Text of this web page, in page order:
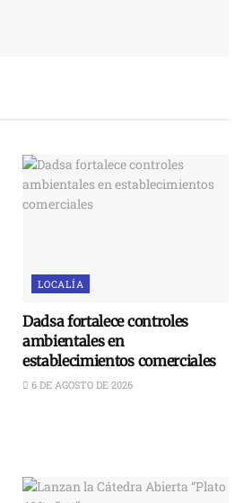
LOCALÍA
Dadsa fortalece controles
ambientales en
establecimientos comerciales
6 DE AGOSTO DE 2026